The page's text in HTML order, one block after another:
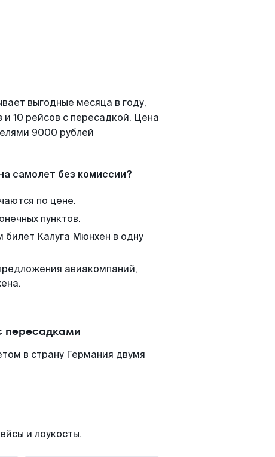
выгодные месяца в году,
10 рейсов с пересадкой. Цена
9000 рублей
самолет без комиссии?
по цене.
пунктов.
билет Калуга Мюнхен в одну
авиакомпаний,
пересадками
в страну Германия двумя
и лоукосты.